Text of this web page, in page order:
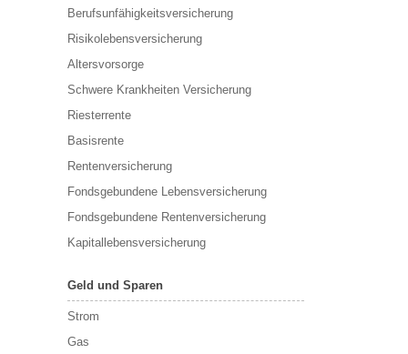
Berufs­unfähigkeitsversicherung
Risikolebensversicherung
Altersvorsorge
Schwere Krankheiten Versicherung
Riesterrente
Basisrente
Rentenversicherung
Fondsgebundene Lebensversicherung
Fondsgebundene Rentenversicherung
Kapitallebensversicherung
Geld und Sparen
Strom
Gas